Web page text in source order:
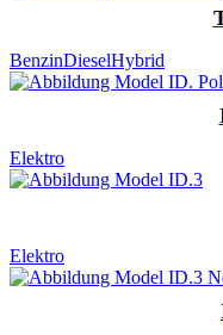
BenzinDieselHybrid
Elektro
Elektro